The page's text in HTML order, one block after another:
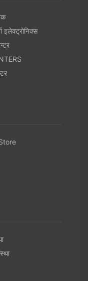
इलेक्ट्रोनिक्स